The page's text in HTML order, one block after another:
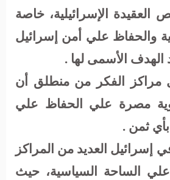
الإسرائيلية، خاصة
والحفاظ علي أمن إسرائيل
الهدف الأسمى لها .
الفكر من منطلق أن
مصرة علي الحفاظ علي
بأي ثمن .
إسرائيل العديد من المراكز
علي الساحة السياسية، حيث